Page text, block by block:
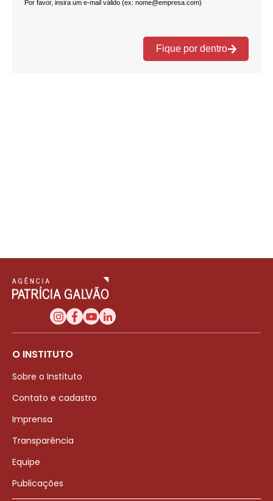
O INSTITUTO
Sobre o Instituto
Contato e cadastro
Imprensa
Transparência
Equipe
Publicações